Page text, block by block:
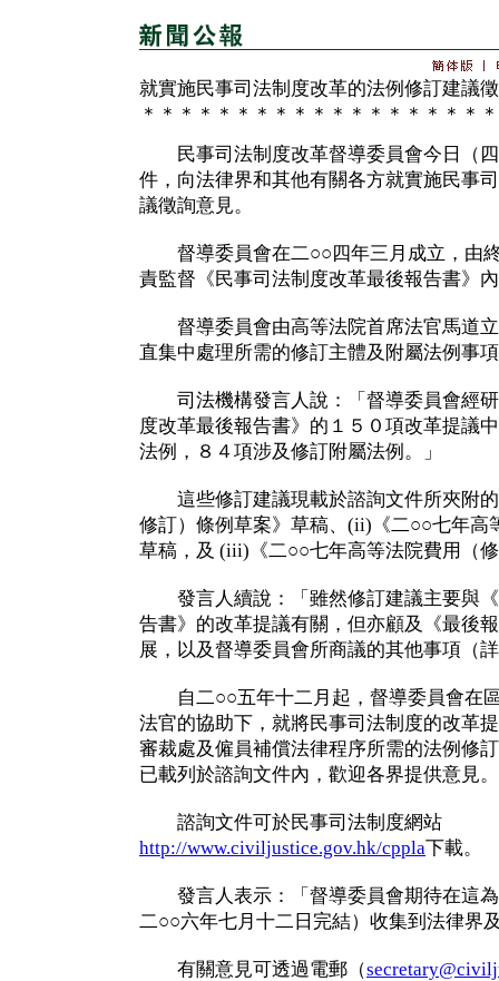
就實施民事司法制度改革的法例修訂建議
＊＊＊＊＊＊＊＊＊＊＊＊＊＊＊＊＊＊
民事司法制度改革督導委員會今日（四
件，向法律界和其他有關各方就實施民事
議徵詢意見。
督導委員會在二○○四年三月成立，由
責監督《民事司法制度改革最後報告書》
督導委員會由高等法院首席法官馬道立
直集中處理所需的修訂主體及附屬法例事
司法機構發言人說：「督導委員會經研
度改革最後報告書》的１５０項改革提議
法例，８４項涉及修訂附屬法例。」
這些修訂建議現載於諮詢文件所夾附的
修訂）條例草案》草稿、(ii)《二○○七年高
草稿，及 (iii)《二○○七年高等法院費用（
發言人續說：「雖然修訂建議主要與《
告書》的改革提議有關，但亦顧及《最後
展，以及督導委員會所商議的其他事項（
自二○○五年十二月起，督導委員會在
法官的協助下，就將民事司法制度的改革
審裁處及僱員補償法律程序所需的法例修
已載列於諮詢文件內，歡迎各界提供意見。
諮詢文件可於民事司法制度網站
http://www.civiljustice.gov.hk/cppla下載。
發言人表示：「督導委員會期待在這為
二○○六年七月十二日完結）收集到法律界
有關意見可透過電郵（